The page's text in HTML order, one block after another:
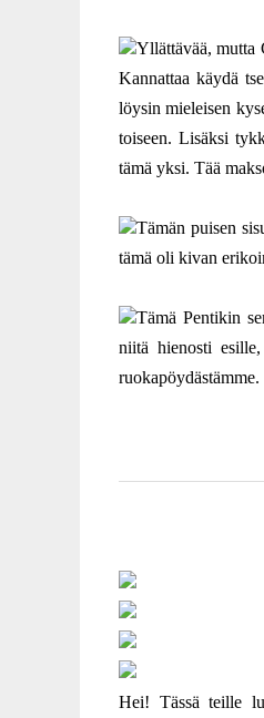
Yllättävää, mutta
Kannattaa käydä
löysin mieleisen
toiseen. Lisäksi
tämä yksi. Tää
Tämän puisen
tämä oli kivan
Tämä Pentikin
niitä hienosti
ruokapöydästämme.
Hei! Tässä teille